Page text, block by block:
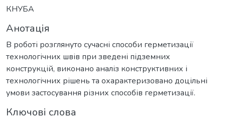
КНУБА
Анотація
В роботі розглянуто сучасні способи герметизації
технологічних швів при зведені підземних
конструкцій, виконано аналіз конструктивних і
технологічних рішень та охарактеризовано доцільні
умови застосування різних способів герметизації.
Ключові слова